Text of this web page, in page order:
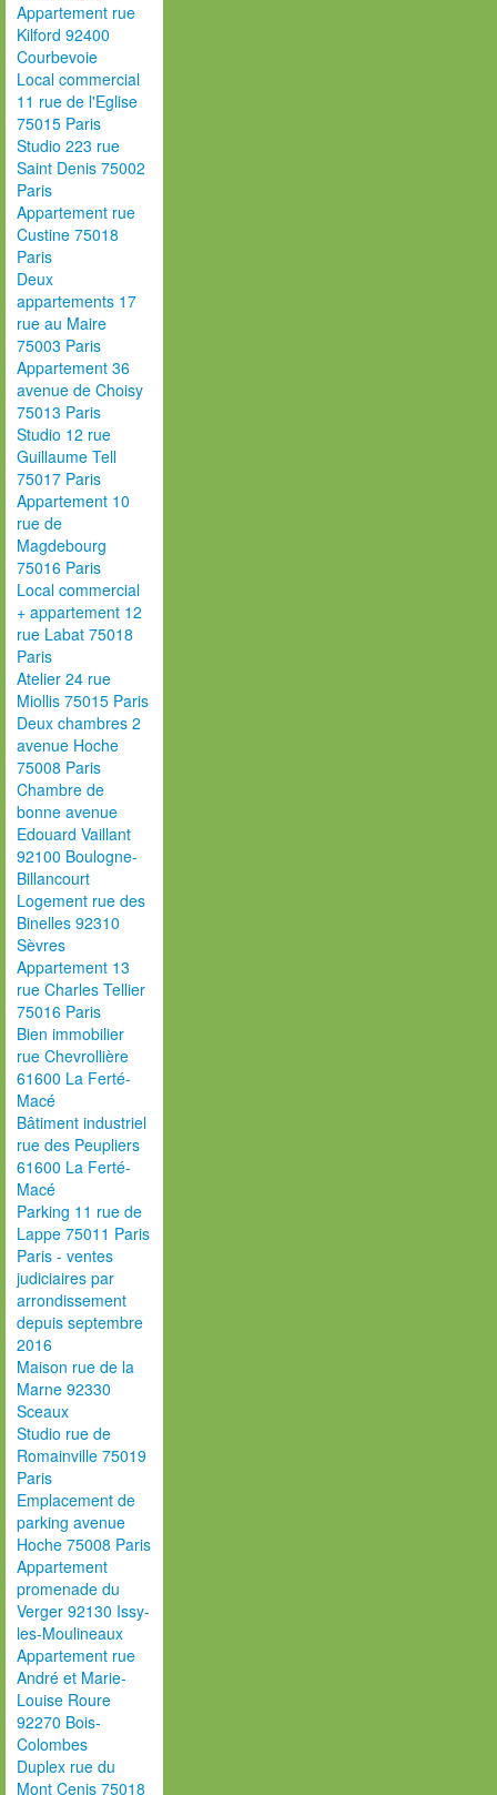
Appartement rue
Kilford 92400
Courbevoie
Local commercial
11 rue de l'Eglise
75015 Paris
Studio 223 rue
Saint Denis 75002
Paris
Appartement rue
Custine 75018
Paris
Deux
appartements 17
rue au Maire
75003 Paris
Appartement 36
avenue de Choisy
75013 Paris
Studio 12 rue
Guillaume Tell
75017 Paris
Appartement 10
rue de
Magdebourg
75016 Paris
Local commercial
+ appartement 12
rue Labat 75018
Paris
Atelier 24 rue
Miollis 75015 Paris
Deux chambres 2
avenue Hoche
75008 Paris
Chambre de
bonne avenue
Edouard Vaillant
92100 Boulogne-
Billancourt
Logement rue des
Binelles 92310
Sèvres
Appartement 13
rue Charles Tellier
75016 Paris
Bien immobilier
rue Chevrollière
61600 La Ferté-
Macé
Bâtiment industriel
rue des Peupliers
61600 La Ferté-
Macé
Parking 11 rue de
Lappe 75011 Paris
Paris - ventes
judiciaires par
arrondissement
depuis septembre
2016
Maison rue de la
Marne 92330
Sceaux
Studio rue de
Romainville 75019
Paris
Emplacement de
parking avenue
Hoche 75008 Paris
Appartement
promenade du
Verger 92130 Issy-
les-Moulineaux
Appartement rue
André et Marie-
Louise Roure
92270 Bois-
Colombes
Duplex rue du
Mont Cenis 75018